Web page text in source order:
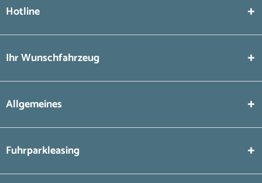
Hotline
Ihr Wunschfahrzeug
Allgemeines
Fuhrparkleasing